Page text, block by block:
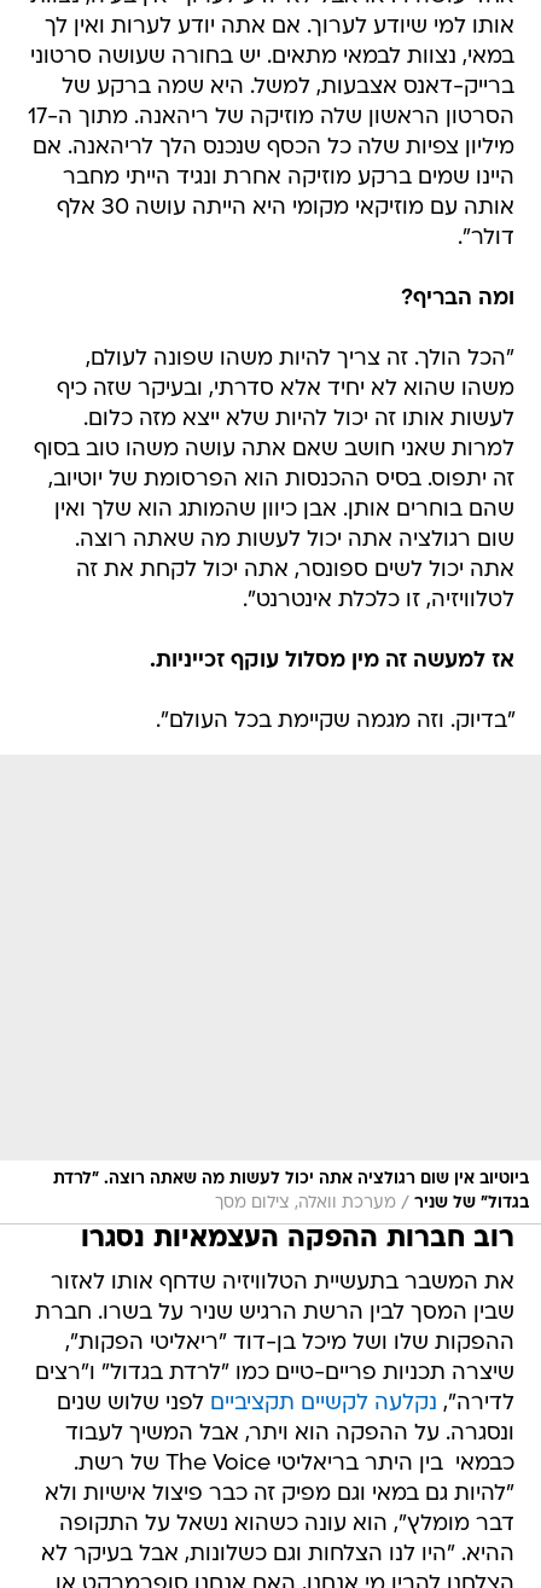
אותו למי שיודע לערוך. אם אתה יודע לערות ואין לך
במאי, נצוות לבמאי מתאים. יש בחורה שעושה סרטוני
ברייק-דאנס אצבעות, למשל. היא שמה ברקע של
הסרטון הראשון שלה מוזיקה של ריהאנה. מתוך ה-17
מיליון צפיות שלה כל הכסף שנכנס הלך לריהאנה. אם
היינו שמים ברקע מוזיקה אחרת ונגיד הייתי מחבר
אותה עם מוזיקאי מקומי היא הייתה עושה 30 אלף
דולר".
ומה הבריף?
"הכל הולך. זה צריך להיות משהו שפונה לעולם,
משהו שהוא לא יחיד אלא סדרתי, ובעיקר שזה כיף
לעשות אותו זה יכול להיות שלא ייצא מזה כלום.
למרות שאני חושב שאם אתה עושה משהו טוב בסוף
זה יתפוס. בסיס ההכנסות הוא הפרסומת של יוטיוב,
שהם בוחרים אותן. אבן כיוון שהמותג הוא שלך ואין
שום רגולציה אתה יכול לעשות מה שאתה רוצה.
אתה יכול לשים ספונסר, אתה יכול לקחת את זה
לטלוויזיה, זו כלכלת אינטרנט".
אז למעשה זה מין מסלול עוקף זכייניות.
"בדיוק. וזה מגמה שקיימת בכל העולם".
ביוטיוב אין שום רגולציה אתה יכול לעשות מה שאתה רוצה. "לרדת
בגדול" של שניר / מערכת וואלה, צילום מסך
רוב חברות ההפקה העצמאיות נסגרו
את המשבר בתעשיית הטלוויזיה שדחף אותו לאזור
שבין המסך לבין הרשת הרגיש שניר על בשרו. חברת
ההפקות שלו ושל מיכל בן-דוד "ריאליטי הפקות",
שיצרה תכניות פריים-טיים כמו "לרדת בגדול" ו"רצים
לדירה", נקלעה לקשיים תקציביים לפני שלוש שנים
ונסגרה. על ההפקה הוא ויתר, אבל המשיך לעבוד
כבמאי  בין היתר בריאליטי The Voice של רשת.
"להיות גם במאי וגם מפיק זה כבר פיצול אישיות ולא
דבר מומלץ", הוא עונה כשהוא נשאל על התקופה
ההיא. "היו לנו הצלחות וגם כשלונות, אבל בעיקר לא